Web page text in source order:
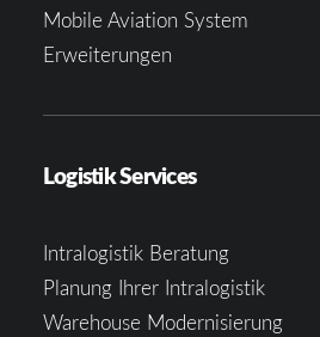
Mobile Aviation System
Erweiterungen
Logistik Services
Intralogistik Beratung
Planung Ihrer Intralogistik
Warehouse Modernisierung